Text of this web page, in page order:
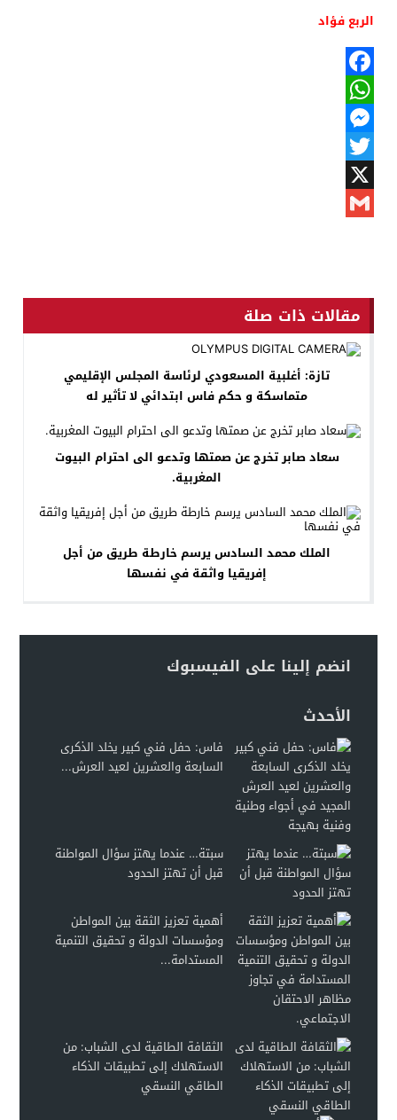
الربع فؤاد
Facebook
WhatsApp
Messenger
Twitter
X
مقالات ذات صلة
تازة: أغلبية المسعودي لرئاسة المجلس الإقليمي
متماسكة و حكم فاس ابتدائي لا تأثير له
سعاد صابر تخرج عن صمتها وتدعو الى احترام البيوت
المغربية.
الملك محمد السادس يرسم خارطة طريق من أجل
إفريقيا واثقة في نفسها
انضم إلينا على الفيسبوك
الأحدث
فاس: حفل فني كبير يخلد الذكرى
السابعة والعشرين لعيد العرش...
سبتة… عندما يهتز سؤال المواطنة
قبل أن تهتز الحدود
أهمية تعزيز الثقة بين المواطن
ومؤسسات الدولة و تحقيق التنمية
المستدامة...
الثقافة الطاقية لدى الشباب: من
الاستهلاك إلى تطبيقات الذكاء
الطاقي النسقي